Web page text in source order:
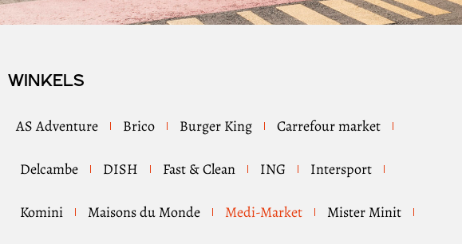
Winkels
AS Adventure Brico Burger King Carrefour market
Delcambe DISH Fast & Clean ING Intersport
Komini Maisons du Monde Medi-Market Mister Minit